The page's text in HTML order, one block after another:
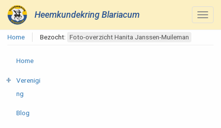
Heemkundekring Blariacum
Home Bezocht: Foto-overzicht Hanita Janssen-Muileman
Home
Verenigi
ng
Blog